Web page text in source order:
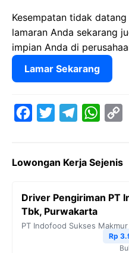
Kesempatan tidak
lamaran Anda sekarang
impian Anda di
Lamar Sekarang
e
o
o
t
e
e
r
a
W
t
A
p
y
i
k
Lowongan Kerja Sejenis
Driver Pengiriman PT
Tbk, Purwakarta
PT Indofood Sukses
Rp